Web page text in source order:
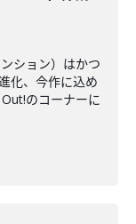
ション）はかつ
化、今作に込め
のコーナーに